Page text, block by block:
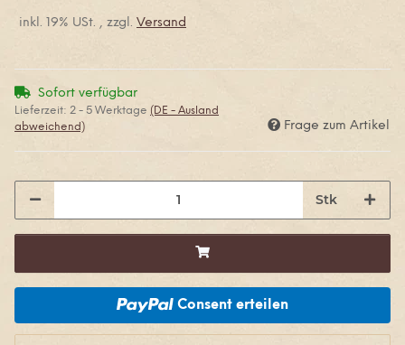
inkl. 19% USt. , zzgl. Versand
Sofort verfügbar
Lieferzeit: 2 - 5 Werktage (DE - Ausland
abweichend)
Frage zum Artikel
Stk
Consent erteilen